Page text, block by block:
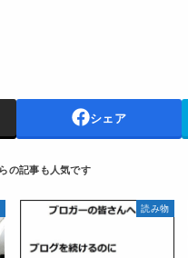
シェア
読み物